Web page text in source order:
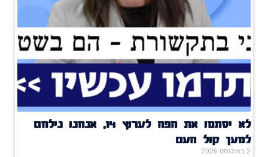
לא יסתמו את הפה לערוץ 14, אנחנו נילחם
למען קול העם
2 באוגוסט 2026